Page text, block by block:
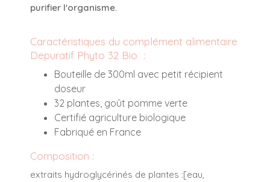
purifier l'organisme.
Caractéristiques du complément alimentaire
Depuratif Phyto 32 Bio :
Bouteille de 300ml avec petit récipient
doseur
32 plantes, goût pomme verte
Certifié agriculture biologique
Fabriqué en France
Composition :
extraits hydroglycérinés de plantes :[eau,